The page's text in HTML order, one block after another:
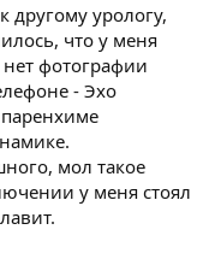
другому урологу,
что у меня
фотографии
- Эхо
мол такое
у меня стоял